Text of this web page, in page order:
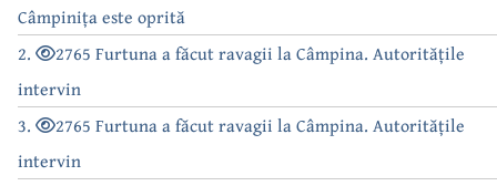
Câmpinița este oprită
2.
2765 Furtuna a făcut ravagii la Câmpina. Autoritățile
intervin
3.
2765 Furtuna a făcut ravagii la Câmpina. Autoritățile
intervin